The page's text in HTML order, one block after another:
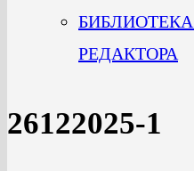
РЕДАКТОРА
26122025-1